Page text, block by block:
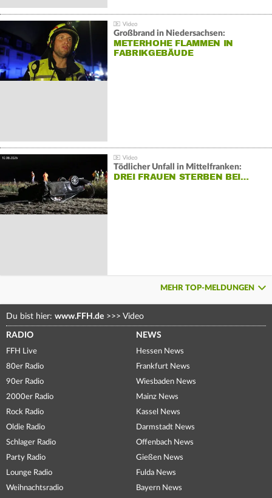
Großbrand in Niedersachsen:
METERHOHE FLAMMEN IN
FABRIKGEBÄUDE
Tödlicher Unfall in Mittelfranken:
DREI FRAUEN STERBEN BEI…
MEHR TOP-MELDUNGEN
Du bist hier: www.FFH.de >>> Video
RADIO
FFH Live
80er Radio
90er Radio
2000er Radio
Rock Radio
Oldie Radio
Schlager Radio
Party Radio
Lounge Radio
Weihnachtsradio
NEWS
Hessen News
Frankfurt News
Wiesbaden News
Mainz News
Kassel News
Darmstadt News
Offenbach News
Gießen News
Fulda News
Bayern News